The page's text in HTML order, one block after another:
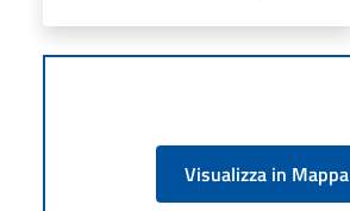
Visualizza in Mappa